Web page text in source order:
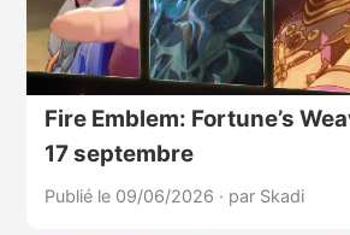
Fire Emblem: Fortune’s
17 septembre
Publié le 09/06/2026 · par Skadi